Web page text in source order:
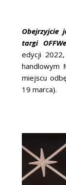
Obejrzyjcie
targi
edycji
handlowym
miejscu
19 marca).